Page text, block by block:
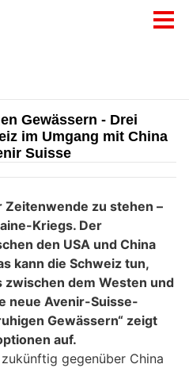
Gewässern - Drei
im Umgang mit China
Suisse
Zeitenwende zu stehen –
Kriegs. Der
den USA und China
kann die Schweiz tun,
zwischen dem Westen und
neue Avenir-Suisse-
Gewässern“ zeigt
auf.
gegenüber China